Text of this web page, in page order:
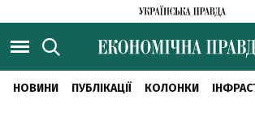
НОВИНИ ПУБЛІКАЦІЇ КОЛОНКИ